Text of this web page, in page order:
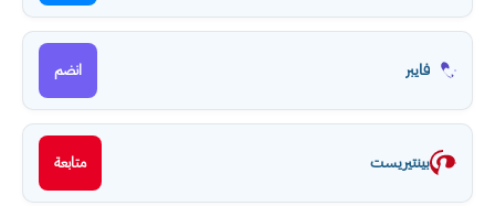
فايبر انضم
بينتيريست متابعة